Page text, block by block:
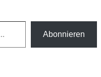
Abonnieren